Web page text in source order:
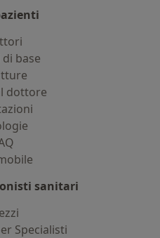
base
dottore
sanitari
Specialisti